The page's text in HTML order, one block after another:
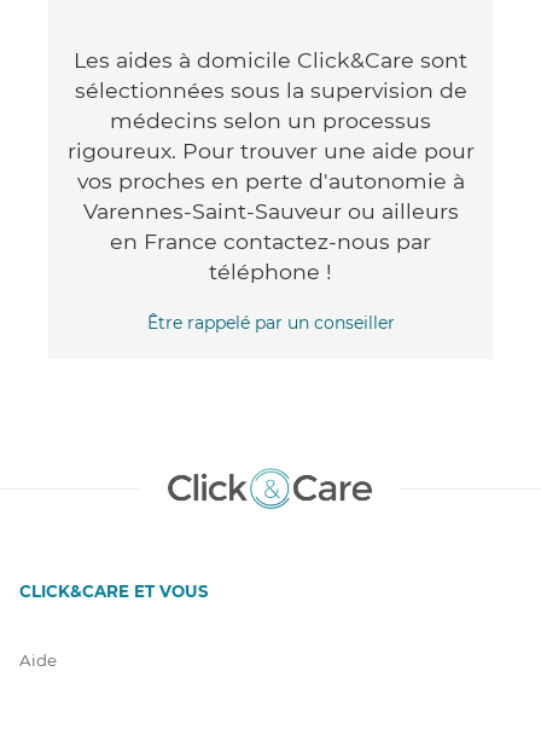
Les aides à domicile Click&Care sont
sélectionnées sous la supervision de
médecins selon un processus
rigoureux. Pour trouver une aide pour
vos proches en perte d'autonomie à
Varennes-Saint-Sauveur ou ailleurs
en France contactez-nous par
téléphone !
Être rappelé par un conseiller
CLICK&CARE ET VOUS
Aide